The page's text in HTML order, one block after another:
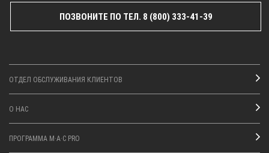
ПОЗВОНИТЕ ПО ТЕЛ. 8 (800) 333-41-39
ОТДЕЛ ОБСЛУЖИВАНИЯ КЛИЕНТОВ
О НАС
ПРОГРАММА M·A·C PRO